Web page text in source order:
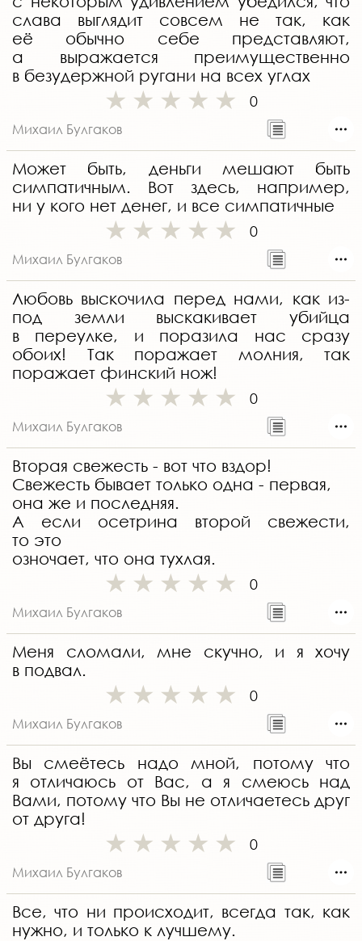
слава выглядит совсем не так, как
её обычно себе представляют,
а выражается преимущественно
в безудержной ругани на всех углах
0
Михаил Булгаков
Может быть, деньги мешают быть
симпатичным. Вот здесь, например,
ни у кого нет денег, и все симпатичные
0
Михаил Булгаков
Любовь выскочила перед нами, как из-
под земли выскакивает убийца
в переулке, и поразила нас сразу
обоих! Так поражает молния, так
поражает финский нож!
0
Михаил Булгаков
Вторая свежесть - вот что вздор!
Свежесть бывает только одна - первая,
она же и последняя.
А если осетрина второй свежести,
то это
озночает, что она тухлая.
0
Михаил Булгаков
Меня сломали, мне скучно, и я хочу
в подвал.
0
Михаил Булгаков
Вы смеётесь надо мной, потому что
я отличаюсь от Вас, а я смеюсь над
Вами, потому что Вы не отличаетесь друг
от друга!
0
Михаил Булгаков
Все, что ни происходит, всегда так, как
нужно, и только к лучшему.